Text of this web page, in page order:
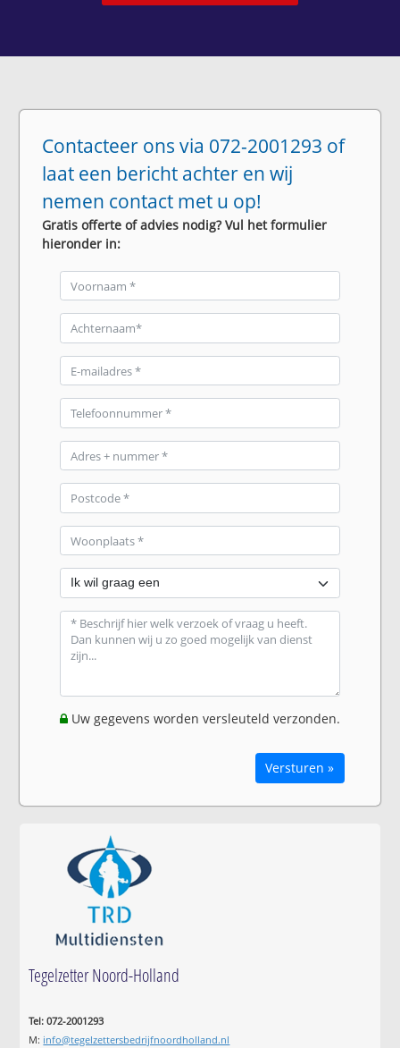
Contacteer ons via 072-2001293 of
laat een bericht achter en wij
nemen contact met u op!
Gratis offerte of advies nodig? Vul het formulier
hieronder in:
Uw gegevens worden versleuteld verzonden.
Versturen »
Tegelzetter Noord-Holland
Tel: 072-2001293
M: info@tegelzettersbedrijfnoordholland.nl